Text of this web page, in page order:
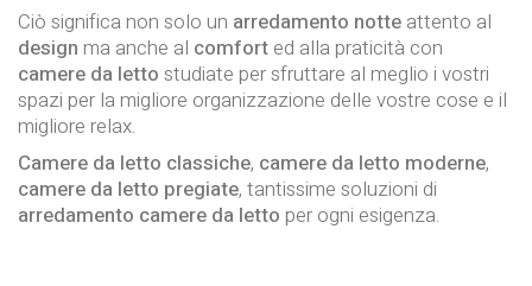
Ciò significa non solo un arredamento notte attento al
design ma anche al comfort ed alla praticità con
camere da letto studiate per sfruttare al meglio i vostri
spazi per la migliore organizzazione delle vostre cose e il
migliore relax.
Camere da letto classiche, camere da letto moderne,
camere da letto pregiate, tantissime soluzioni di
arredamento camere da letto per ogni esigenza.